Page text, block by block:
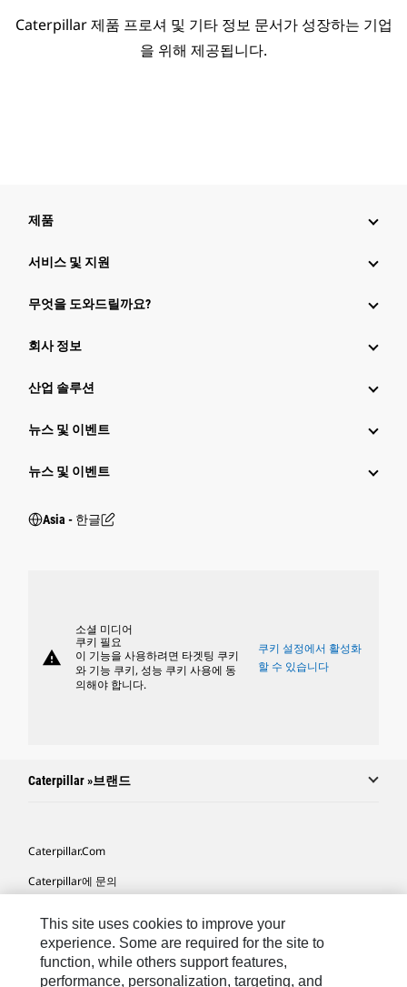
Caterpillar 제품 프로셔 및 기타 정보 문서가 성장하는 기업
을 위해 제공됩니다.
제품
서비스 및 지원
무엇을 도와드릴까요?
회사 정보
산업 솔루션
뉴스 및 이벤트
뉴스 및 이벤트
Asia - 한글
warning
소셜 미디어
쿠키 필요
이 기능을 사용하려면 타겟팅 쿠키
와 기능 쿠키, 성능 쿠키 사용에 동
의해야 합니다.
쿠키 설정에서 활성화
할 수 있습니다
Caterpillar »브랜드
Caterpillar.com
Caterpillar에 문의
사이트 맵
Cookie Settings
This site uses cookies to improve your
experience. Some are required for the site to
function, while others support features,
performance, personalization, targeting, and